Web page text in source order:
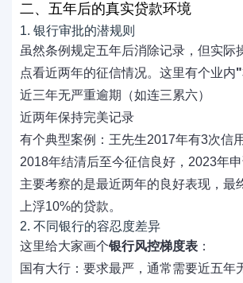
二、五年后的真实贷款环境
1. 银行审批的潜规则
虽然条例规定五年后消除记录，但实际
点看近两年的征信情况。这里有个业内
近三年无严重逾期（如连三累六）
近两年保持完美记录
有个典型案例：王先生2017年有3次信
2018年结清后至今征信良好，2023年
主要考察的是最近两年的良好表现，最
上浮10%的贷款。
2. 不同银行的容忍度差异
这里给大家画个银行风控梯度表 ：
国有大行：要求最严，通常需要近五年